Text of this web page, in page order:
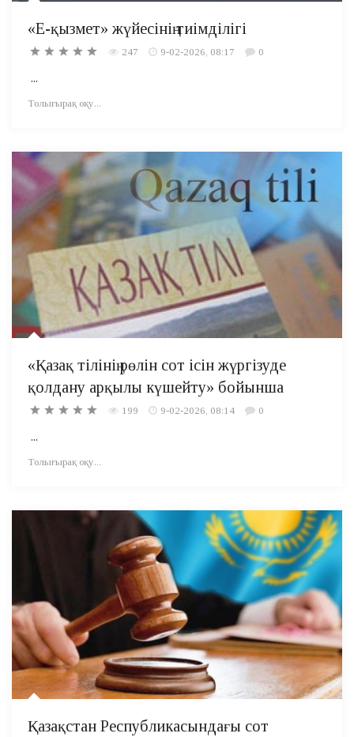
«Е-қызмет» жүйесінің тиімділігі
247 9-02-2026, 08:17 0
...
Толығырақ оқу...
«Қазақ тілінің рөлін сот ісін жүргізуде
қолдану арқылы күшейту» бойынша
199 9-02-2026, 08:14 0
...
Толығырақ оқу...
Қазақстан Республикасындағы сот